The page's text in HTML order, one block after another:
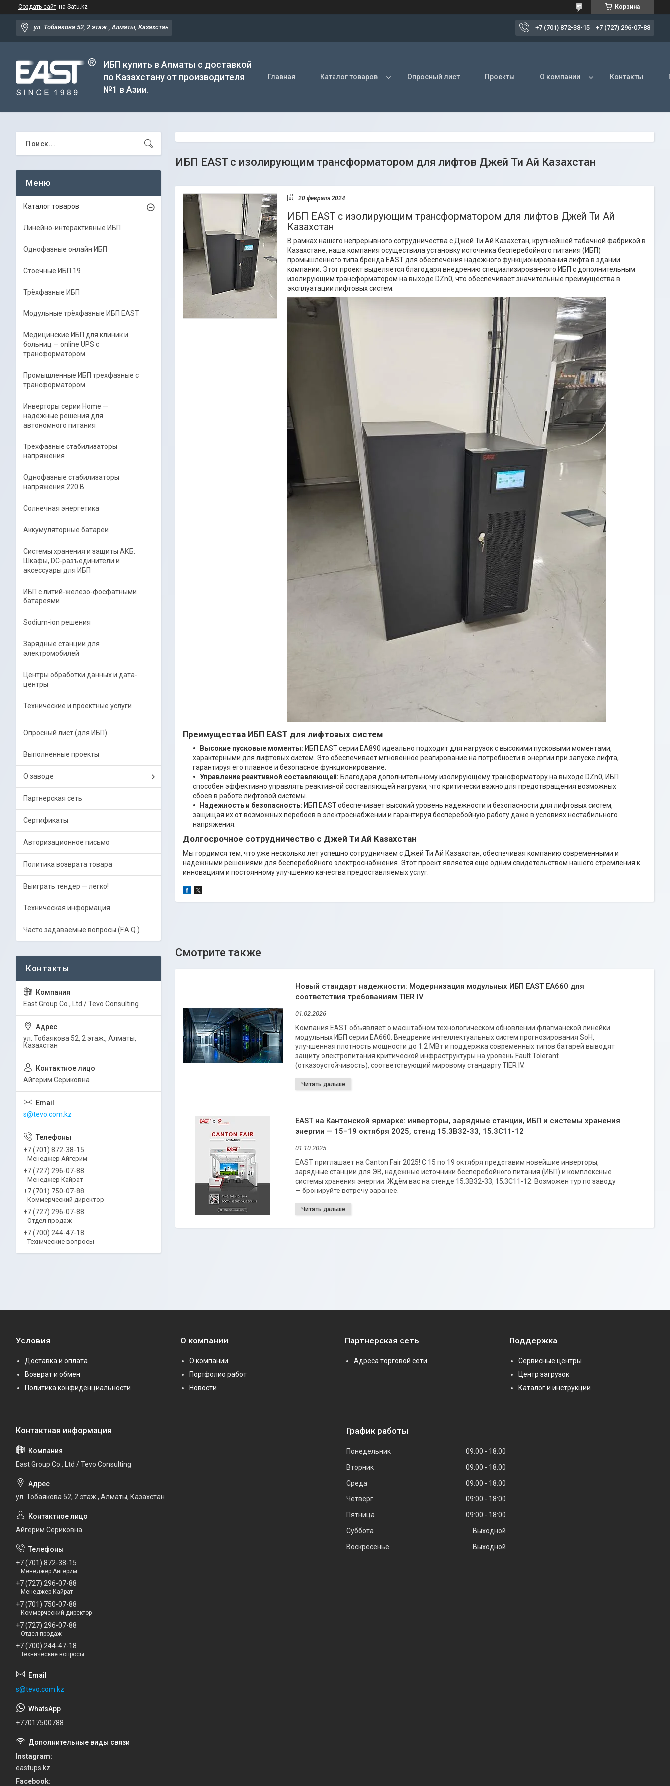
Создать сайт на Satu.kz Корзина
ул. Тобаякова 52, 2 этаж., Алматы, Казахстан +7 (701) 872-38-15 +7 (727) 296-07-88
ИБП купить в Алматы с доставкой
по Казахстану от производителя
№1 в Азии.
Главная Каталог товаров Опросный лист Проекты О компании Контакты
ИБП EAST с изолирующим трансформатором для лифтов Джей Ти Ай Казахстан
20 февраля 2024
ИБП EAST с изолирующим трансформатором для лифтов Джей Ти Ай
Казахстан
В рамках нашего непрерывного сотрудничества с Джей Ти Ай Казахстан, крупнейшей табачной фабрикой в
Казахстане, наша компания осуществила установку источника бесперебойного питания (ИБП)
промышленного типа бренда EAST для обеспечения надежного функционирования лифта в здании
компании. Этот проект выделяется благодаря внедрению специализированного ИБП с дополнительным
изолирующим трансформатором на выходе DZn0, что обеспечивает значительные преимущества в
эксплуатации лифтовых систем.
Преимущества ИБП EAST для лифтовых систем
Высокие пусковые моменты: ИБП EAST серии EA890 идеально подходит для нагрузок с высокими пусковыми моментами,
характерными для лифтовых систем. Это обеспечивает мгновенное реагирование на потребности в энергии при запуске лифта,
гарантируя его плавное и безопасное функционирование.
Управление реактивной составляющей: Благодаря дополнительному изолирующему трансформатору на выходе DZn0, ИБП
способен эффективно управлять реактивной составляющей нагрузки, что критически важно для предотвращения возможных
сбоев в работе лифтовой системы.
Надежность и безопасность: ИБП EAST обеспечивает высокий уровень надежности и безопасности для лифтовых систем,
защищая их от возможных перебоев в электроснабжении и гарантируя бесперебойную работу даже в условиях нестабильного
напряжения.
Долгосрочное сотрудничество с Джей Ти Ай Казахстан
Мы гордимся тем, что уже несколько лет успешно сотрудничаем с Джей Ти Ай Казахстан, обеспечивая компанию современными и
надежными решениями для бесперебойного электроснабжения. Этот проект является еще одним свидетельством нашего стремления к
инновациям и постоянному улучшению качества предоставляемых услуг.
Новый стандарт надежности: Модернизация модульных ИБП EAST EA660 для
соответствия требованиям TIER IV
01.02.2026
Компания EAST объявляет о масштабном технологическом обновлении флагманской линейки
модульных ИБП серии EA660. Внедрение интеллектуальных систем прогнозирования SoH,
улучшенная плотность мощности до 1.2 МВт и поддержка современных типов батарей выводят
защиту электропитания критической инфраструктуры на уровень Fault Tolerant
(отказоустойчивость), соответствующий мировому стандарту TIER IV.
EAST на Кантонской ярмарке: инверторы, зарядные станции, ИБП и системы хранения
энергии — 15–19 октября 2025, стенд 15.3B32-33, 15.3C11-12
01.10.2025
EAST приглашает на Canton Fair 2025! С 15 по 19 октября представим новейшие инверторы,
зарядные станции для ЭВ, надёжные источники бесперебойного питания (ИБП) и комплексные
системы хранения энергии. Ждём вас на стенде 15.3B32-33, 15.3C11-12. Возможен тур по заводу
— бронируйте встречу заранее.
Каталог товаров
Линейно-интерактивные ИБП
Однофазные онлайн ИБП
Стоечные ИБП 19
Трёхфазные ИБП
Модульные трёхфазные ИБП EAST
Медицинские ИБП для клиник и
больниц — online UPS с
трансформатором
Промышленные ИБП трехфазные c
трансформатором
Инверторы серии Home —
надёжные решения для
автономного питания
Трёхфазные стабилизаторы
напряжения
Однофазные стабилизаторы
напряжения 220 В
Солнечная энергетика
Аккумуляторные батареи
Системы хранения и защиты АКБ:
Шкафы, DC-разъединители и
аксессуары для ИБП
ИБП с литий-железо-фосфатными
батареями
Sodium-ion решения
Зарядные станции для
электромобилей
Центры обработки данных и дата-
центры
Технические и проектные услуги
Опросный лист (для ИБП)
Выполненные проекты
О заводе
Партнерская сеть
Сертификаты
Авторизационное письмо
Политика возврата товара
Выиграть тендер — легко!
Техническая информация
Часто задаваемые вопросы (F.A.Q.)
East Group Co., Ltd / Tevo Consulting
ул. Тобаякова 52, 2 этаж., Алматы,
Казахстан
Айгерим Сериковна
s@tevo.com.kz
+7 (701) 872-38-15
Менеджер Айгерим
+7 (727) 296-07-88
Менеджер Кайрат
+7 (701) 750-07-88
Коммерческий директор
+7 (727) 296-07-88
Отдел продаж
+7 (700) 244-47-18
Технические вопросы
Условия
Доставка и оплата
Возврат и обмен
Политика конфиденциальности
О компании
О компании
Портфолио работ
Новости
Партнерская сеть
Адреса торговой сети
Поддержка
Сервисные центры
Центр загрузок
Каталог и инструкции
East Group Co., Ltd / Tevo Consulting
ул. Тобаякова 52, 2 этаж., Алматы, Казахстан
Айгерим Сериковна
+7 (701) 872-38-15
Менеджер Айгерим
+7 (727) 296-07-88
Менеджер Кайрат
+7 (701) 750-07-88
Коммерческий директор
+7 (727) 296-07-88
Отдел продаж
+7 (700) 244-47-18
Технические вопросы
s@tevo.com.kz
+77017500788
Instagram
eastups.kz
Facebook
График работы
Понедельник 09:00
18:00
Вторник
09:00
18:00
Среда
09:00
18:00
Четверг
09:00
18:00
Пятница
09:00
18:00
Суббота
Выходной
Воскресенье
Выходной